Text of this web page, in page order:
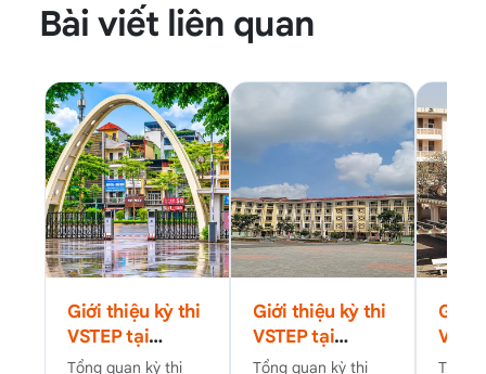
Bài viết liên quan
Giới thiệu kỳ thi
VSTEP tại
Trường Đại học
Tổng quan kỳ thi
Giới thiệu kỳ thi
VSTEP tại
Trường Đại học
Tổng quan kỳ thi
Giới
Tổng